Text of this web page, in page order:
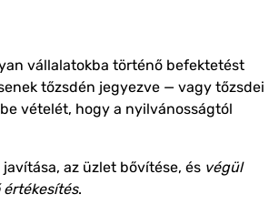
vállalatokba történő befektetést
tőzsdén jegyezve — vagy tőzsdei
vételét, hogy a nyilvánosságtól
az üzlet bővítése, és végül
.